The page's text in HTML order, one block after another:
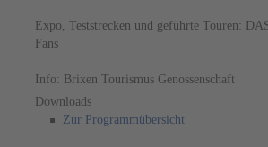
Expo, Teststrecken und geführte Touren:
Fans
Info: Brixen Tourismus Genossenschaft
Downloads
Zur Programmübersicht